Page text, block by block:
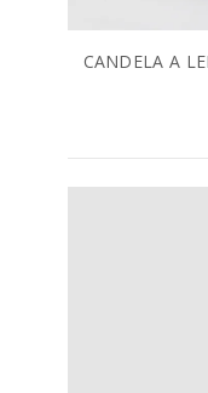
CANDELA A